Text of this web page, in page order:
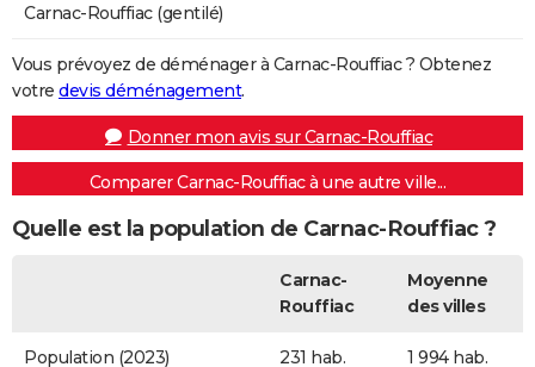
Carnac-Rouffiac (gentilé)
Vous prévoyez de déménager à Carnac-Rouffiac ? Obtenez
votre devis déménagement.
Donner mon avis sur Carnac-Rouffiac
Comparer Carnac-Rouffiac à une autre ville...
Quelle est la population de Carnac-Rouffiac ?
Carnac-
Rouffiac
Moyenne
des villes
Population (2023) 231 hab. 1 994 hab.